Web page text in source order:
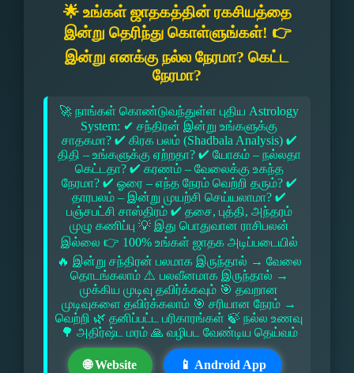
🌟 உங்கள் ஜாதகத்தின் ரகசியத்தை
இன்று தெரிந்து கொள்ளுங்கள்! 👉
இன்று எனக்கு நல்ல நேரமா? கெட்ட
நேரமா?
🚀 நாங்கள் கொண்டுவந்துள்ள புதிய Astrology
System: ✔ சந்திரன் இன்று உங்களுக்கு
சாதகமா? ✔ கிரக பலம் (Shadbala Analysis) ✔
திதி – உங்களுக்கு ஏற்றதா? ✔ யோகம் – நல்லதா
கெட்டதா? ✔ கரணம் – வேலைக்கு உகந்த
நேரமா? ✔ ஓரை – எந்த நேரம் வெற்றி தரும்? ✔
தாரபலம் – இன்று முயற்சி செய்யலாமா? ✔
பஞ்சபட்சி சாஸ்திரம் ✔ தசை, புத்தி, அந்தரம்
முழு கணிப்பு 💡 இது பொதுவான ராசிபலன்
இல்லை 👉 100% உங்கள் ஜாதக அடிப்படையில்
🔥 இன்று சந்திரன் பலமாக இருந்தால் → வேலை
தொடங்கலாம் ⚠ பலவீனமாக இருந்தால் →
முக்கிய முடிவு தவிர்க்கவும் 🎯 தவறான
முடிவுகளை தவிர்க்கலாம் 🎯 சரியான நேரம் →
வெற்றி 🌿 தனிப்பட்ட பரிகாரங்கள் 🍃 நல்ல உணவு
🌳 அதிர்ஷ்ட மரம் 🙏 வழிபட வேண்டிய தெய்வம்
🌐 Website 📱 Android App